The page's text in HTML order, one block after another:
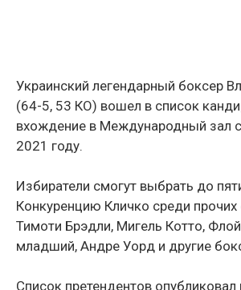
Украинский легендарный боксер
(64-5, 53 КО) вошел в список
вхождение в Международный зал
2021 году.
Избиратели смогут выбрать до
Конкуренцию Кличко среди прочих
Тимоти Брэдли, Мигель Котто,
младший, Андре Уорд и другие
Список претендентов опубликовал